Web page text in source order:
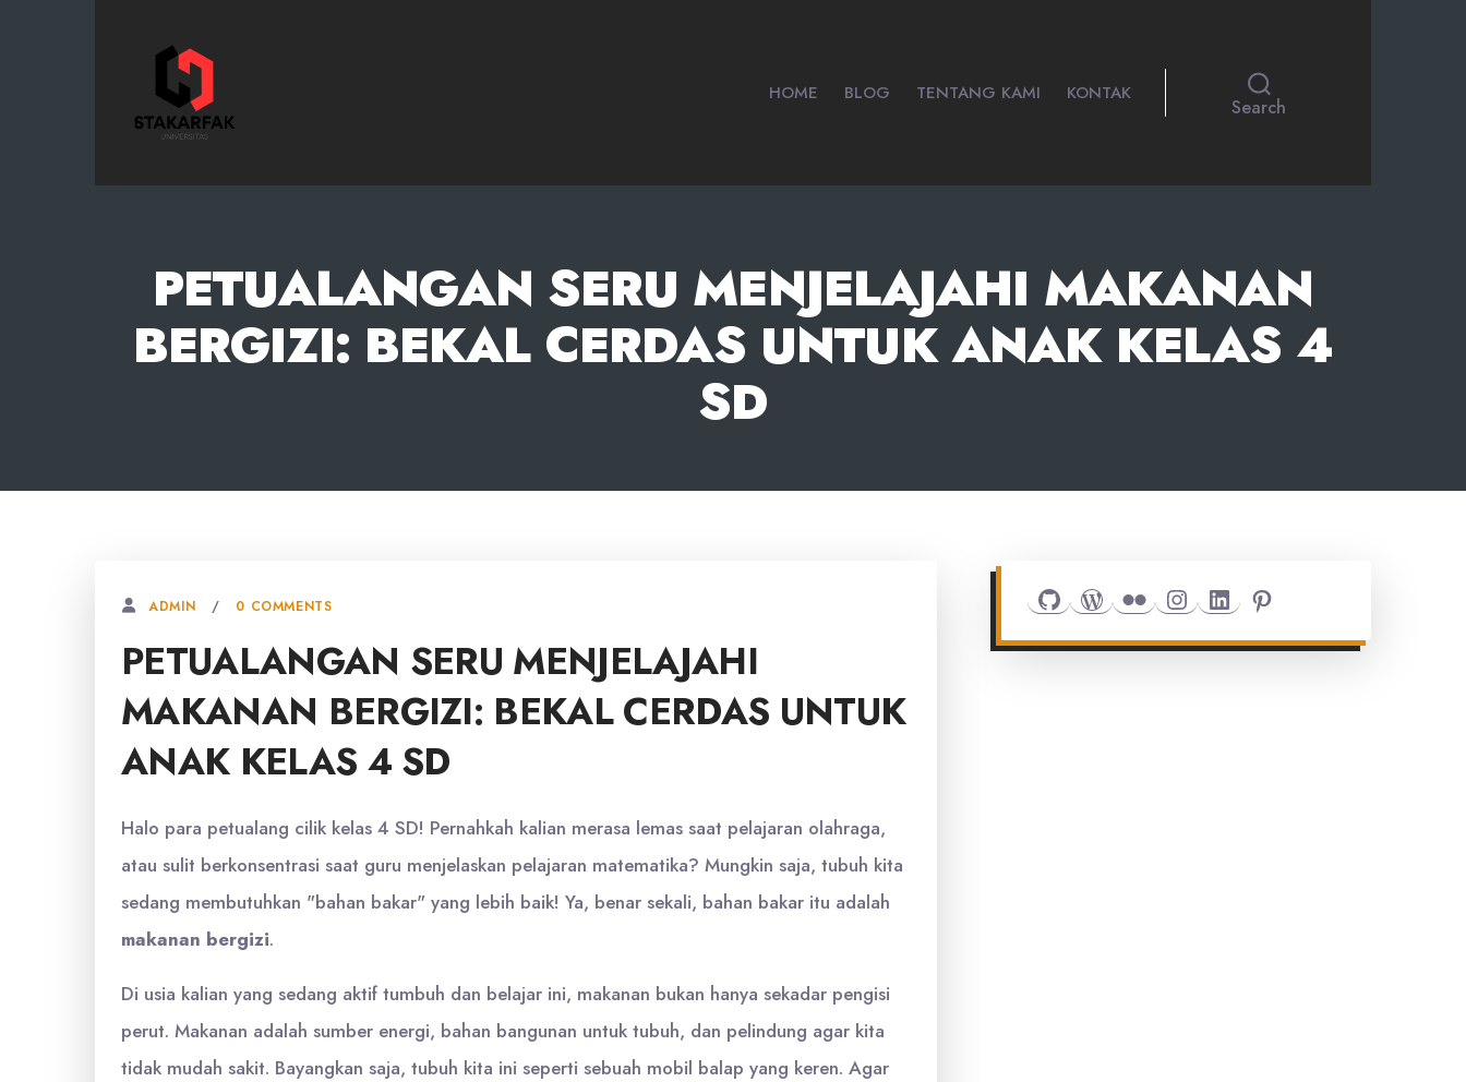
HOME BLOG TENTANG KAMI KONTAK
Search
PETUALANGAN SERU MENJELAJAHI MAKANAN
BERGIZI: BEKAL CERDAS UNTUK ANAK KELAS 4
SD
ADMIN 0 COMMENTS
PETUALANGAN SERU MENJELAJAHI
MAKANAN BERGIZI: BEKAL CERDAS UNTUK
ANAK KELAS 4 SD
Halo para petualang cilik kelas 4 SD! Pernahkah kalian merasa lemas saat pelajaran olahraga,
atau sulit berkonsentrasi saat guru menjelaskan pelajaran matematika? Mungkin saja, tubuh kita
sedang membutuhkan "bahan bakar" yang lebih baik! Ya, benar sekali, bahan bakar itu adalah
makanan bergizi.
Di usia kalian yang sedang aktif tumbuh dan belajar ini, makanan bukan hanya sekadar pengisi
perut. Makanan adalah sumber energi, bahan bangunan untuk tubuh, dan pelindung agar kita
tidak mudah sakit. Bayangkan saja, tubuh kita ini seperti sebuah mobil balap yang keren. Agar
GithubWordPress
FlickrInstagram
LinkedInPinterest